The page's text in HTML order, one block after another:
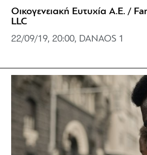
Οικογενειακή Ευτυχία Α.Ε. /
LLC
22/09/19, 20:00, DANAOS 1